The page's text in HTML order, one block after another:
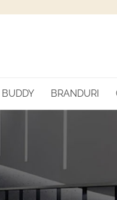
BRANDURI